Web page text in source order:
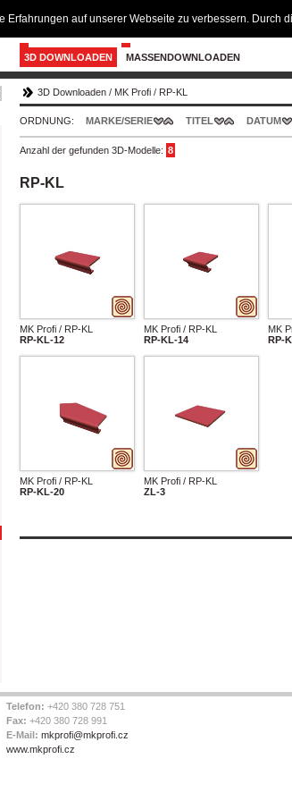
3D DOWNLOADEN MASSENDOWNLOADEN
3D Downloaden / MK Profi / RP-KL
ORDNUNG: MARKE/SERIE TITEL DATUM
Anzahl der gefunden 3D-Modelle: 8
RP-KL
MK Profi / RP-KL
RP-KL-12
MK Profi / RP-KL
RP-KL-14
MK
RP-
MK Profi / RP-KL
RP-KL-20
MK Profi / RP-KL
ZL-3
Telefon: +420 380 728 751
Fax: +420 380 728 991
E-Mail: mkprofi@mkprofi.cz
www.mkprofi.cz
Erfahrungen auf unserer Webseite zu verbessern.